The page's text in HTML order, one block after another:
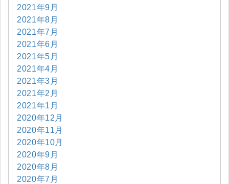
2021年9月
2021年8月
2021年7月
2021年6月
2021年5月
2021年4月
2021年3月
2021年2月
2021年1月
2020年12月
2020年11月
2020年10月
2020年9月
2020年8月
2020年7月